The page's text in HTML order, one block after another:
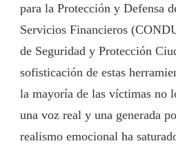
para la Protección y Defensa
Servicios Financieros
de Seguridad y Protección
sofisticación de estas
la mayoría de las víctimas no
una voz real y una generada
realismo emocional ha